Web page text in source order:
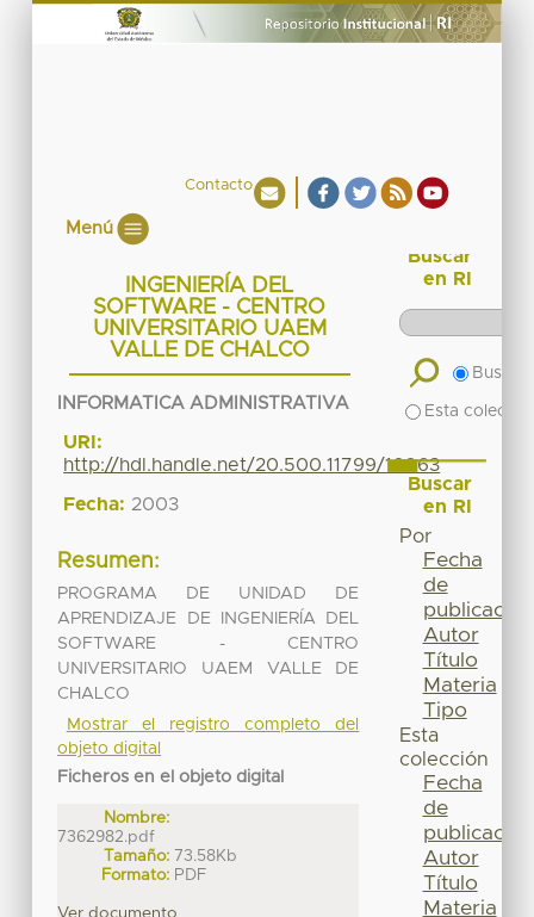
Contacto
Menú
INGENIERÍA DEL
SOFTWARE - CENTRO
UNIVERSITARIO UAEM
VALLE DE CHALCO
INFORMATICA ADMINISTRATIVA
URI:
http://hdl.handle.net/20.500.11799/16063
Fecha: 2003
Resumen:
PROGRAMA DE UNIDAD DE
APRENDIZAJE DE INGENIERÍA DEL
SOFTWARE - CENTRO
UNIVERSITARIO UAEM VALLE DE
CHALCO
Mostrar el registro completo del
objeto digital
Ficheros en el objeto digital
Nombre:
7362982.pdf
Tamaño: 73.58Kb
Formato: PDF
Ver documento
Buscar
en RI
Buscar
Esta
Buscar
en RI
Por
Fecha
de
publicación
Autor
Título
Materia
Tipo
Esta
colección
Fecha
de
publicación
Autor
Título
Materia